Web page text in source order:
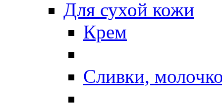
Для сухой кожи
Крем
Сливки,